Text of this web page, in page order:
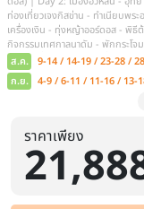
ราคาเพียง